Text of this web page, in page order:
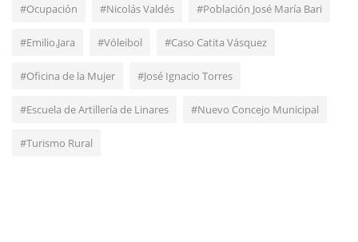
#Ocupación #Nicolás Valdés #Población José María Bari
#Emilio.Jara #Vóleibol #Caso Catita Vásquez
#Oficina de la Mujer #José Ignacio Torres
#Escuela de Artillería de Linares #Nuevo Concejo Municipal
#Turismo Rural